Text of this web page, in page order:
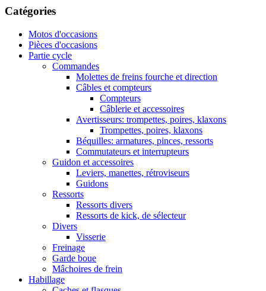
Catégories
Motos d'occasions
Pièces d'occasions
Partie cycle
Commandes
Molettes de freins fourche et direction
Câbles et compteurs
Compteurs
Câblerie et accessoires
Avertisseurs: trompettes, poires, klaxons
Trompettes, poires, klaxons
Béquilles: armatures, pinces, ressorts
Commutateurs et interrupteurs
Guidon et accessoires
Leviers, manettes, rétroviseurs
Guidons
Ressorts
Ressorts divers
Ressorts de kick, de sélecteur
Divers
Visserie
Freinage
Garde boue
Mâchoires de frein
Habillage